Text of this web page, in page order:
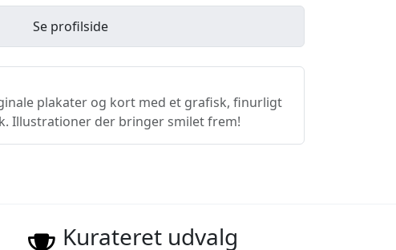
Se profilside
plakater og kort med et grafisk, finurligt
Illustrationer der bringer smilet frem!
Kurateret udvalg